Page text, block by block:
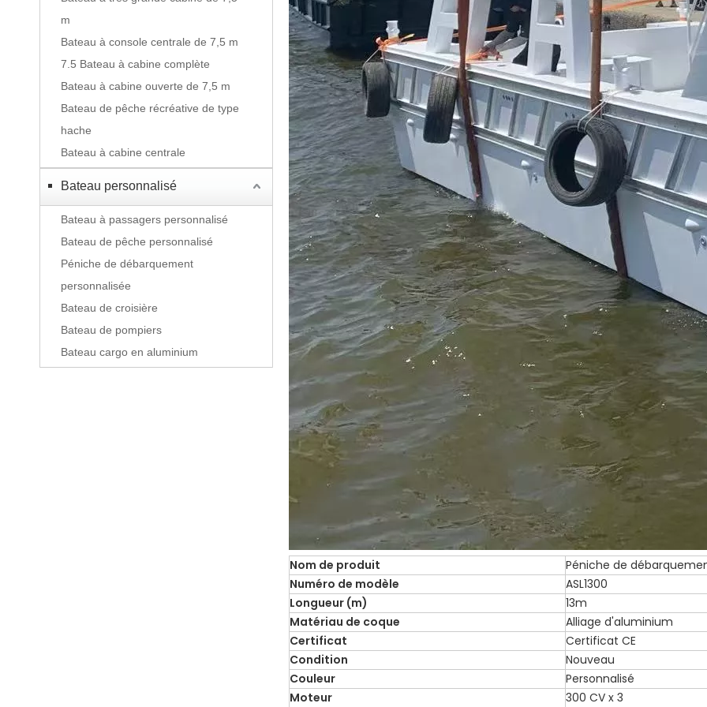
m
Bateau à console centrale de 7,5 m
7.5 Bateau à cabine complète
Bateau à cabine ouverte de 7,5 m
Bateau de pêche récréative de type
hache
Bateau à cabine centrale
Bateau personnalisé
Bateau à passagers personnalisé
Bateau de pêche personnalisé
Péniche de débarquement
personnalisée
Bateau de croisière
Bateau de pompiers
Bateau cargo en aluminium
Nom de produit
Péniche de
Numéro de modèle
ASL1300
Longueur (m)
13m
Matériau de coque
Alliage d'aluminium
Certificat
Certificat CE
Condition
Nouveau
Couleur
Personnalisé
Moteur
300 CV x 3